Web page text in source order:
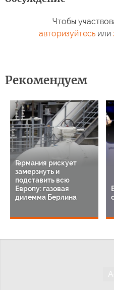
Чтобы
авторизуйтесьили
Рекомендуем
Германия рискует
замерзнуть и
подставить всю
Европу: газовая
дилемма Берлина